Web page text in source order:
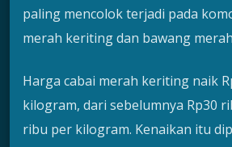
paling mencolok terjadi pada
merah keriting dan bawang
Harga cabai merah keriting naik
kilogram, dari sebelumnya Rp30
ribu per kilogram. Kenaikan itu